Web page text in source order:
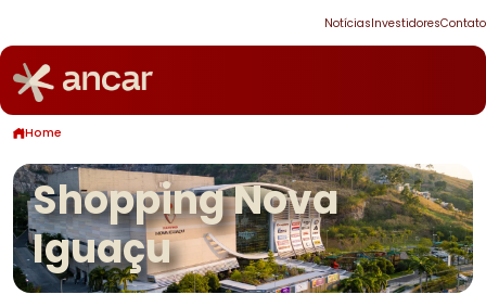
NotíciasInvestidoresContato
Home
Shopping Nova
Iguaçu